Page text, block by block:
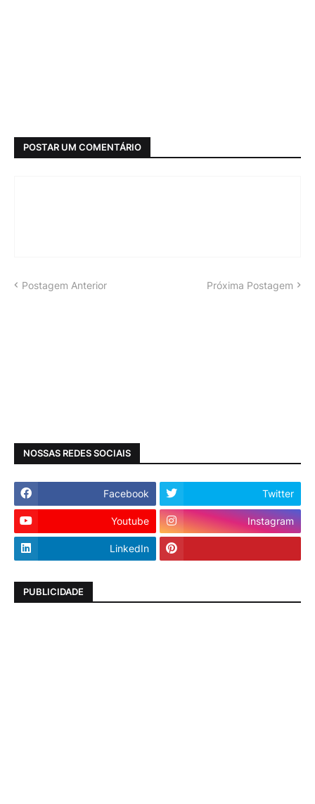
POSTAR UM COMENTÁRIO
Postagem Anterior Próxima Postagem
NOSSAS REDES SOCIAIS
Facebook Twitter
Youtube Instagram
LinkedIn
PUBLICIDADE